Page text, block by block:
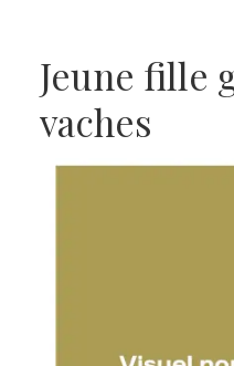
Jeune fille
vaches